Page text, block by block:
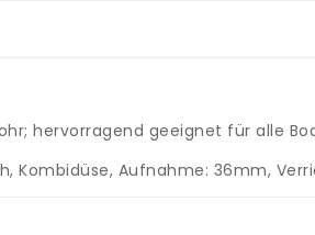
hervorragend geeignet für alle
Aufnahme: 36mm,